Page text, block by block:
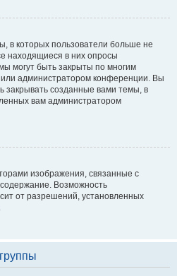
в которых пользователи больше не
находящиеся в них опросы
могут быть закрыты по многим
администратором конференции. Вы
закрывать созданные вами темы, в
вам администратором
изображения, связанные с
Возможность
от разрешений, установленных